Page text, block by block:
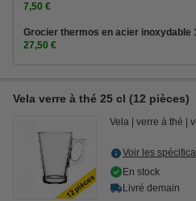
7,50 €
Grocier thermos en acier inoxydable
27,50 €
Vela verre à thé 25 cl (12 pièces)
Vela verre à thé
Voir les
En stock
Livré demain